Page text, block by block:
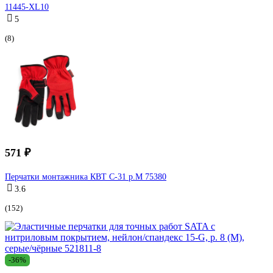
11445-XL10
5
(8)
571 ₽
Перчатки монтажника КВТ С-31 р.M 75380
3.6
(152)
-36%